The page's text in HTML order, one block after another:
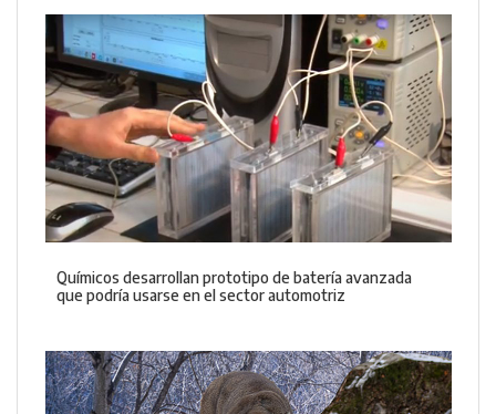
Químicos desarrollan prototipo de batería avanzada
que podría usarse en el sector automotriz